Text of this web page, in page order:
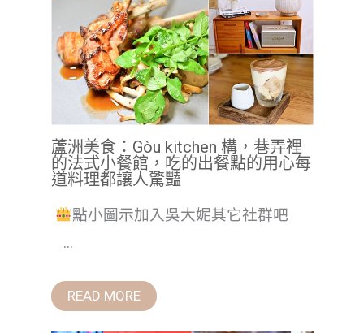
蘆洲美食：Gòu kitchen 構，巷弄裡
的法式小餐館，吃的出餐點的用心每
道料理都讓人驚豔
點小圖示加入吳大妮其它社群吧
...
READ MORE